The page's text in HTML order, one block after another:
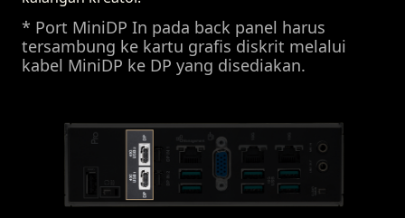
* Port MiniDP In pada back panel harus
tersambung ke kartu grafis diskrit melalui
kabel MiniDP ke DP yang disediakan.